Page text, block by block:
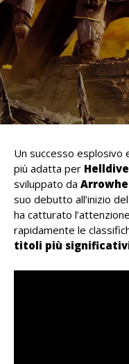
Un successo esplosivo
più adatta per
sviluppato da
suo debutto all’inizio
ha catturato
rapidamente le
titoli più significativi